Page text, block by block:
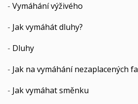
- Vymáhání výživého
- Jak vymáhát dluhy?
- Dluhy
- Jak na vymáhání nezaplacených
- Jak vymáhat směnku